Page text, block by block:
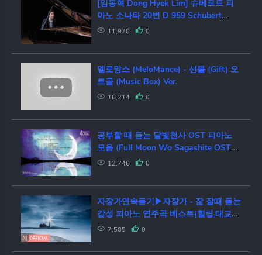
[임동혁 Dong Hyek Lim] 슈베르트 피
아노 소나타 20번 D 959 Schubert
Piano Sonata No.20 D.959
11,970 0
멜로망스 (MeloMance) - 선물 (Gift) 오
르골 (Music Box) Ver.
16,214 0
공부할 때 듣는 달빛천사 OST 피아노
모음 (Full Moon Wo Sagashite OST
Piano Collection for Studying)
12,746 0
자장가연속듣기▶자장가 - 잠 잘때 듣는
감성 피아노 연주곡 베스트(힐링,태교
음악,뉴에이지,클래식,동요 명곡 모음)
7,585 0